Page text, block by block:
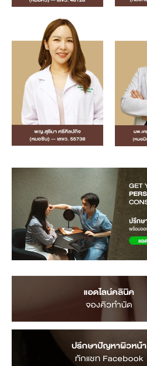
แอดไลน์คลินิค
จองคิวทำนัด
ปรึกษาปัญหาผิวหน้า
ทักแชท Facebook